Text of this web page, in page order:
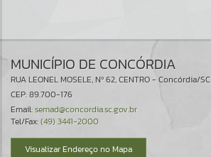
MUNICÍPIO DE CONCÓRDIA
RUA LEONEL MOSELE, Nº 62, CENTRO - Concórdia/SC
CEP: 89.700-176
Email:semad@concordia.sc.gov.br
Tel/Fax:(49) 3441-2000
Visualizar Endereço no Mapa